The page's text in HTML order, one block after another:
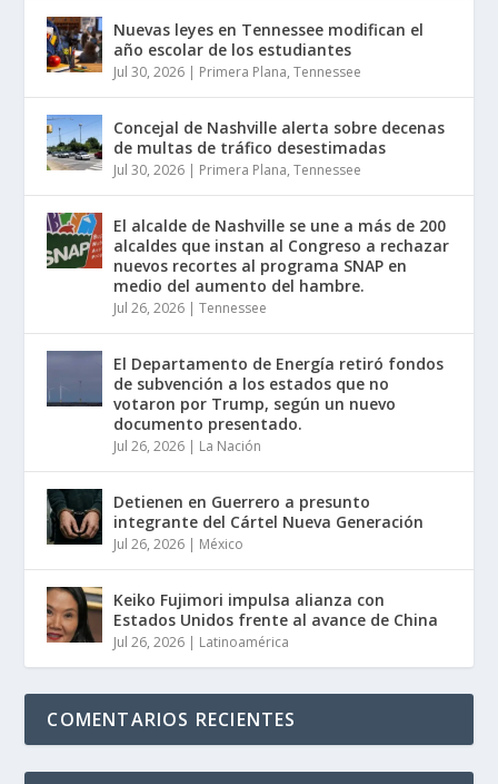
Nuevas leyes en Tennessee modifican el
año escolar de los estudiantes
Jul 30, 2026 | Primera Plana,Tennessee
Concejal de Nashville alerta sobre decenas
de multas de tráfico desestimadas
Jul 30, 2026 | Primera Plana,Tennessee
El alcalde de Nashville se une a más de 200
alcaldes que instan al Congreso a rechazar
nuevos recortes al programa SNAP en
medio del aumento del hambre.
Jul 26, 2026 |Tennessee
El Departamento de Energía retiró fondos
de subvención a los estados que no
votaron por Trump, según un nuevo
documento presentado.
Jul 26, 2026 | La Nación
Detienen en Guerrero a presunto
integrante del Cártel Nueva Generación
Jul 26, 2026 | México
Keiko Fujimori impulsa alianza con
Estados Unidos frente al avance de China
Jul 26, 2026 | Latinoamérica
COMENTARIOS RECIENTES